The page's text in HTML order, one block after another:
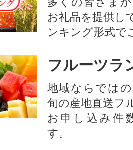
お礼品を提供し
ンキング形式で
フルーツラ
地域ならでは
旬の産地直送フ
お申し込み件
す。